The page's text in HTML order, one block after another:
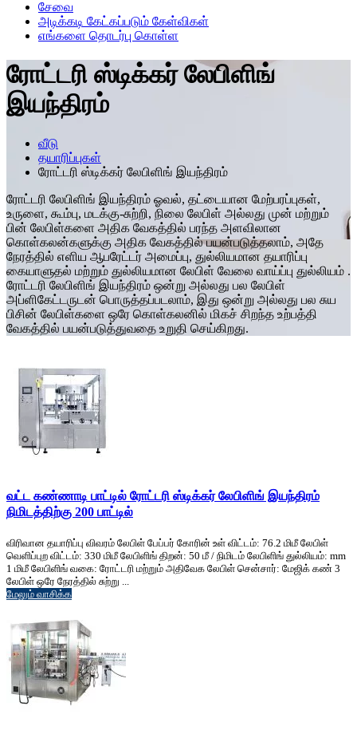
சேவை
அடிக்கடி கேட்கப்படும் கேள்விகள்
எங்களை தொடர்பு கொள்ள
ரோட்டரி ஸ்டிக்கர் லேபிளிங்
இயந்திரம்
வீடு
தயாரிப்புகள்
ரோட்டரி ஸ்டிக்கர் லேபிளிங் இயந்திரம்
ரோட்டரி லேபிளிங் இயந்திரம் ஓவல், தட்டையான மேற்பரப்புகள்,
உருளை, கூம்பு, மடக்கு-சுற்றி, நிலை லேபிள் அல்லது முன் மற்றும்
பின் லேபிள்களை அதிக வேகத்தில் பரந்த அளவிலான
கொள்கலன்களுக்கு அதிக வேகத்தில் பயன்படுத்தலாம், அதே
நேரத்தில் எளிய ஆபரேட்டர் அமைப்பு, துல்லியமான தயாரிப்பு
கையாளுதல் மற்றும் துல்லியமான லேபிள் வேலை வாய்ப்பு துல்லியம் .
ரோட்டரி லேபிளிங் இயந்திரம் ஒன்று அல்லது பல லேபிள்
அப்ளிகேட்டருடன் பொருத்தப்படலாம், இது ஒன்று அல்லது பல சுய
பிசின் லேபிள்களை ஒரே கொள்கலனில் மிகச் சிறந்த உற்பத்தி
வேகத்தில் பயன்படுத்துவதை உறுதி செய்கிறது.
வட்ட கண்ணாடி பாட்டில் ரோட்டரி ஸ்டிக்கர் லேபிளிங் இயந்திரம்
நிமிடத்திற்கு 200 பாட்டில்
விரிவான தயாரிப்பு விவரம் லேபிள் பேப்பர் கோரின் உள் விட்டம்: 76.2 மிமீ லேபிள்
வெளிப்புற விட்டம்: 330 மிமீ லேபிளிங் திறன்: 50 மீ / நிமிடம் லேபிளிங் துல்லியம்: mm
1 மிமீ லேபிளிங் வகை: ரோட்டரி மற்றும் அதிவேக லேபிள் சென்சார்: மேஜிக் கண் 3
லேபிள் ஒரே நேரத்தில் சுற்று ...
மேலும் வாசிக்க